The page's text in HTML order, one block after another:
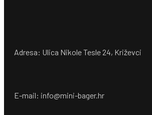
Adresa: Ulica Nikole Tesle 24, Križevci
E-mail: info@mini-bager.hr